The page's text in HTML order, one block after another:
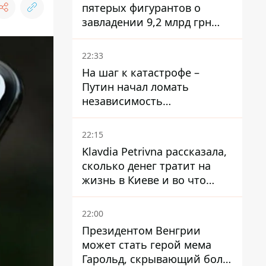
пятерых фигурантов о
завладении 9,2 млрд грн
ПриватБанка направили в
суд
22:33
На шаг к катастрофе –
Путин начал ломать
независимость
собственного Центробанка,
заставив снизить базовую
ставку
22:15
Klavdia Petrivna рассказала,
сколько денег тратит на
жизнь в Киеве и во что
вкладывает миллионы
22:00
Президентом Венгрии
может стать герой мема
Гарольд, скрывающий боль